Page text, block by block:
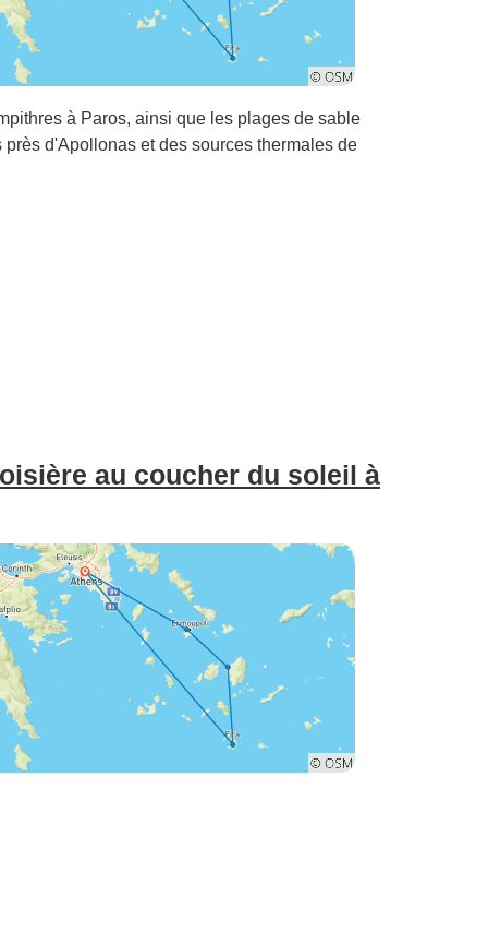
à Paros, ainsi que les plages de sable
d'Apollonas et des sources thermales de
au coucher du soleil à